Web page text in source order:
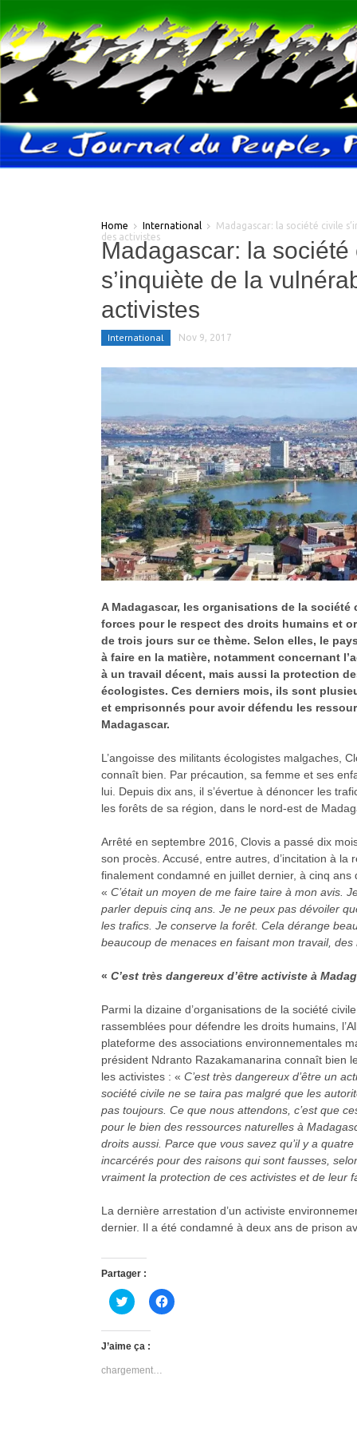
Home International
Madagascar: la société civile
des activistes
Madagascar: la société
s’inquiète de la
activistes
International Nov 9, 2017
A Madagascar, les organisations de la
forces pour le respect des droits humains et
de trois jours sur ce thème. Selon elles, le
à faire en la matière, notamment concernant
à un travail décent, mais aussi la protection
écologistes. Ces derniers mois, ils sont
et emprisonnés pour avoir défendu les
Madagascar.
L’angoisse des militants écologistes malgaches,
connaît bien. Par précaution, sa femme et ses
lui. Depuis dix ans, il s’évertue à dénoncer les
les forêts de sa région, dans le nord-est de
Arrêté en septembre 2016, Clovis a passé dix
son procès. Accusé, entre autres, d’incitation à la
finalement condamné en juillet dernier, à cinq ans
« C’était un moyen de me faire taire à mon avis.
parler depuis cinq ans. Je ne peux pas dévoiler
les trafics. Je conserve la forêt. Cela dérange
beaucoup de menaces en faisant mon travail,
« C’est très dangereux d’être activiste à
Parmi la dizaine d’organisations de la société
rassemblées pour défendre les droits humains,
plateforme des associations environnementales
président Ndranto Razakamanarina connaît bien
les activistes : « C’est très dangereux d’être un
société civile ne se taira pas malgré que les
pas toujours. Ce que nous attendons, c’est que
pour le bien des ressources naturelles à
droits aussi. Parce que vous savez qu’il y a
incarcérés pour des raisons qui sont fausses,
vraiment la protection de ces activistes et de leur
La dernière arrestation d’un activiste
dernier. Il a été condamné à deux ans de prison
Partager :
C
l
q
u
e
p
C
l
J’aime ça :
chargement…